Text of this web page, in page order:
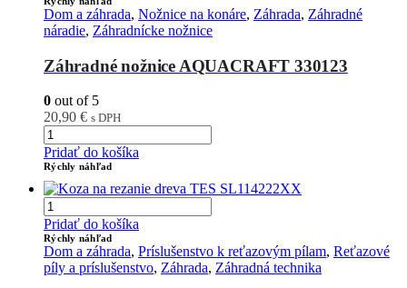
Dom a záhrada, Nožnice na konáre, Záhrada, Záhradné
náradie, Záhradnícke nožnice
Záhradné nožnice AQUACRAFT 330123
0 out of 5
20,90 € s DPH
Pridať do košíka
Rýchly náhľad
Pridať do košíka
Rýchly náhľad
Dom a záhrada, Príslušenstvo k reťazovým pílam, Reťazové
píly a príslušenstvo, Záhrada, Záhradná technika